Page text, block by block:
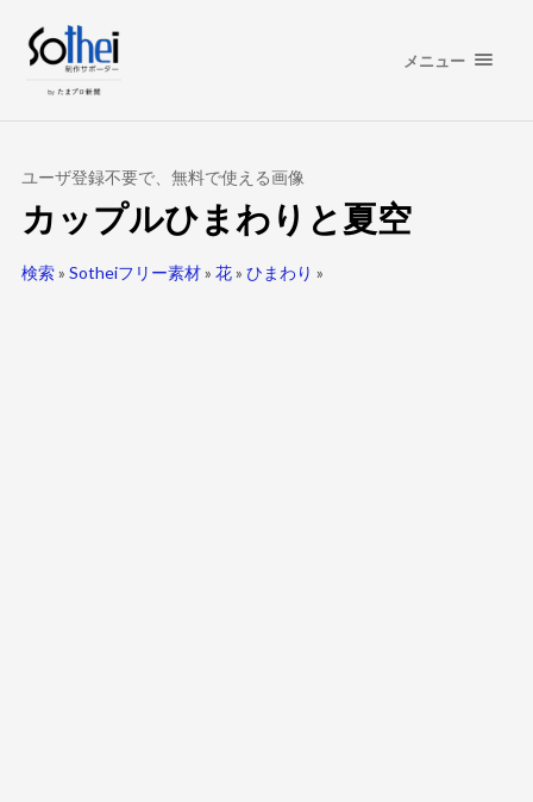
メニュー
ユーザ登録不要で、無料で使える画像
カップルひまわりと夏空
検索» Sotheiフリー素材» 花» ひまわり »